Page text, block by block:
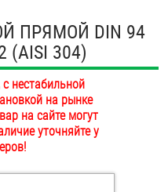
инструмент
ПРЯМОЙ DIN 94
304)
нестабильной
на рынке
на сайте могут
уточняйте у